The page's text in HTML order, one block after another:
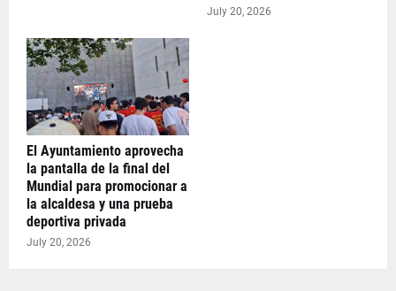
July 20, 2026
El Ayuntamiento aprovecha
la pantalla de la final del
Mundial para promocionar a
la alcaldesa y una prueba
deportiva privada
July 20, 2026